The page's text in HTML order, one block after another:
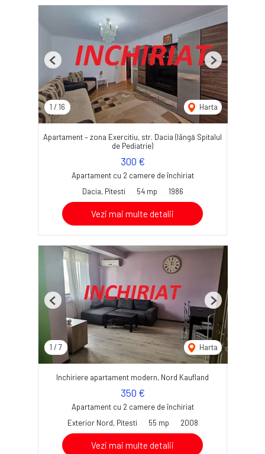
1 / 16 Harta
Previous Next
Apartament – zona Exercitiu, str. Dacia (lângă Spitalul
de Pediatrie)
300 €
Apartament cu 2 camere de închiriat
Dacia, Pitesti
54 mp 1986
Vezi mai multe detalii
1 / 7 Harta
Previous Next
Inchiriere apartament modern, Nord Kaufland
350 €
Apartament cu 2 camere de închiriat
Exterior Nord, Pitesti
55 mp 2008
Vezi mai multe detalii